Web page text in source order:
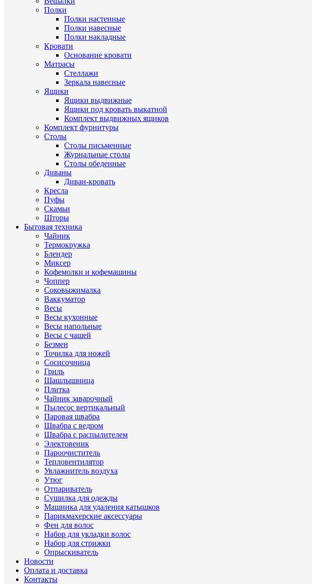
Полки
Полки настенные
Полки навесные
Полки накладные
Кровати
Основание кровати
Матрасы
Стеллажи
Зеркала навесные
Ящики
Ящики выдвижные
Ящики под кровать выкатной
Комплект выдвижных ящиков
Комплект фурнитуры
Столы
Столы письменные
Журнальные cтолы
Столы обеденные
Диваны
Диван-кровать
Кресла
Пуфы
Скамьи
Шторы
Бытовая техника
Чайник
Термокружка
Блендер
Миксер
Кофемолки и кофемашины
Чоппер
Соковыжималка
Ваккуматор
Весы
Весы кухонные
Весы напольные
Весы с чашей
Безмен
Точилка для ножей
Сосисочница
Гриль
Шашлышница
Плитка
Чайник заварочный
Пылесос вертикальный
Паровая швабра
Швабра с ведром
Швабра с распылителем
Электовеник
Пароочиститель
Тепловентилятор
Увлажнитель воздуха
Утюг
Отпариватель
Сушилка для одежды
Машинка для удаления катышков
Парикмахерские аксессуары
Фен для волос
Набор для укладки волос
Набор для стрижки
Опрыскиватель
Новости
Оплата и доставка
Контакты